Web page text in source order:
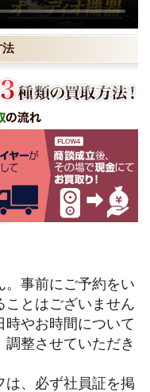
。事前にご予約をい
ことはございません
やお時間について
整させていただき
は、必ず社員証を掲